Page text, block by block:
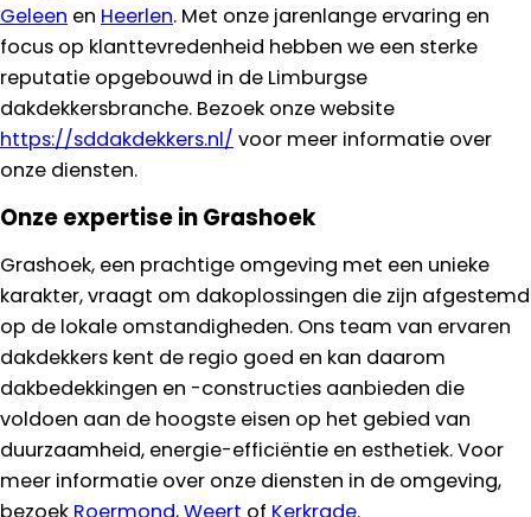
Geleen en Heerlen. Met onze jarenlange ervaring en
focus op klanttevredenheid hebben we een sterke
reputatie opgebouwd in de Limburgse
dakdekkersbranche. Bezoek onze website
https://sddakdekkers.nl/ voor meer informatie over
onze diensten.
Onze expertise in Grashoek
Grashoek, een prachtige omgeving met een unieke
karakter, vraagt om dakoplossingen die zijn afgestemd
op de lokale omstandigheden. Ons team van ervaren
dakdekkers kent de regio goed en kan daarom
dakbedekkingen en -constructies aanbieden die
voldoen aan de hoogste eisen op het gebied van
duurzaamheid, energie-efficiëntie en esthetiek. Voor
meer informatie over onze diensten in de omgeving,